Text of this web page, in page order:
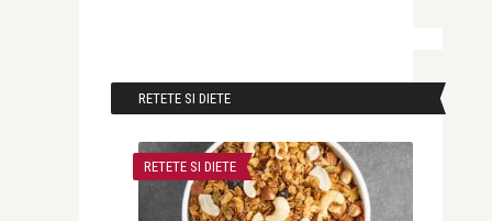
RETETE SI DIETE
RETETE SI DIETE